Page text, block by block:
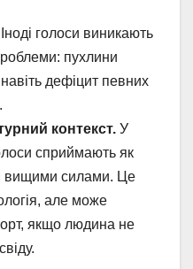
Іноді голоси виникають
пухлини
дефіцит певних
контекст. У
сприймають як
вищими силами. Це
але може
якщо людина не